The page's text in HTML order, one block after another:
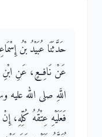
حَدَّثَنَا عُبَيْدُ بْنُ
عَنْ نَافِعٍ، عَنِ ابْنِ
اللَّهِ صلى الله
فَعَلَيْهِ عِتْقُهُ كُلِّهِ،